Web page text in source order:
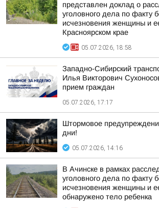
представлен доклад о
уголовного дела по факту
исчезновения женщины и
Красноярском крае
05.07.2026, 18:58
Западно-Сибирский
Илья Викторович
прием граждан
05.07.2026, 17:17
Штормовое
дни!
05.07.2026, 14:16
В Ачинске в рамках
уголовного дела по факту
исчезновения женщины и
обнаружено тело ребенка